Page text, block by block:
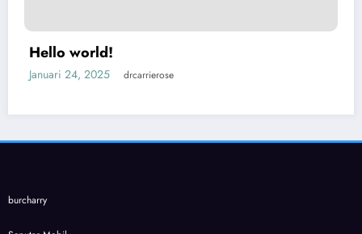
Hello world!
Januari 24, 2025 drcarrierose
burcharry